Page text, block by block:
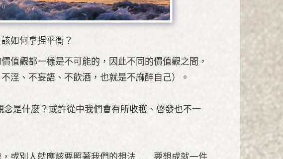
如何拿捏平衡？
值觀都一樣是不可能的，因此不同的價值觀之間，
淫、不妄語、不飲酒，也就是不麻醉自己）。
是什麼？或許從中我們會有所收穫、啓發也不一